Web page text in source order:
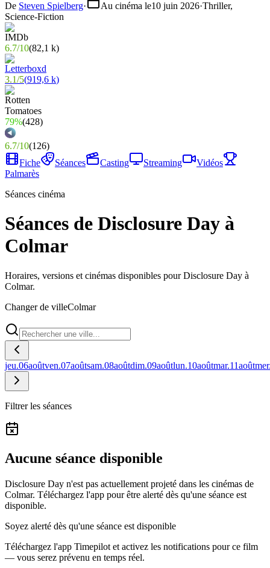
De Steven Spielberg· Au cinéma le10 juin 2026·Thriller,
Science-Fiction
6.7/10(82,1 k)
3.1/5(919,6 k)
79%(428)
6.7/10(126)
Fiche
Séances Casting Streaming
Vidéos
Palmarès
Séances cinéma
Séances de Disclosure Day à
Colmar
Horaires, versions et cinémas disponibles pour Disclosure Day à
Colmar.
Changer de villeColmar
jeu.06aoûtven.07aoûtsam.08aoûtdim.09aoûtlun.10aoûtmar.11août
Filtrer les séances
Aucune séance disponible
Disclosure Day n'est pas actuellement projeté dans les cinémas de
Colmar. Téléchargez l'app pour être alerté dès qu'une séance est
disponible.
Soyez alerté dès qu'une séance est disponible
Téléchargez l'app Timepilot et activez les notifications pour ce film
— vous serez prévenu en temps réel.